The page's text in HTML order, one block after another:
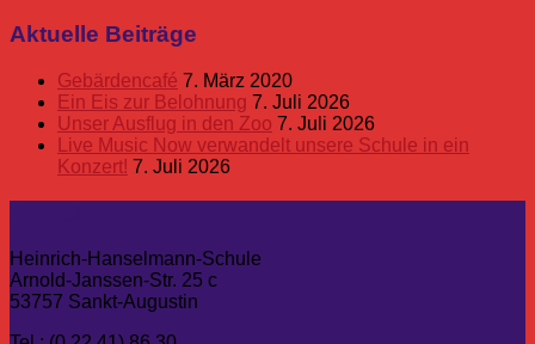
Aktuelle Beiträge
Gebärdencafé 7. März 2020
Ein Eis zur Belohnung 7. Juli 2026
Unser Ausflug in den Zoo 7. Juli 2026
Live Music Now verwandelt unsere Schule in ein
Konzert! 7. Juli 2026
Heinrich-Hanselmann-Schule
Arnold-Janssen-Str. 25 c
53757 Sankt-Augustin